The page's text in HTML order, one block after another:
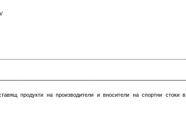
продукти на производители и вносители на спортни стоки в